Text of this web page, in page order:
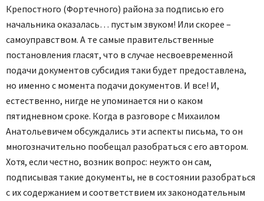
Крепостного (Фортечного) района за подписью его
начальника оказалась… пустым звуком! Или скорее –
самоуправством. А те самые правительственные
постановления гласят, что в случае несвоевременной
подачи документов субсидия таки будет предоставлена,
но именно с момента подачи документов. И все! И,
естественно, нигде не упоминается ни о каком
пятидневном сроке. Когда в разговоре с Михаилом
Анатольевичем обсуждались эти аспекты письма, то он
многозначительно пообещал разобраться с его автором.
Хотя, если честно, возник вопрос: неужто он сам,
подписывая такие документы, не в состоянии разобраться
с их содержанием и соответствием их законодательным